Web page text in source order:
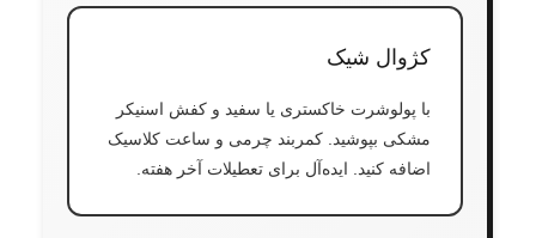
کژوال شیک
با پولوشرت خاکستری یا سفید و کفش اسنیکر
مشکی بپوشید. کمربند چرمی و ساعت کلاسیک
اضافه کنید. ایده‌آل برای تعطیلات آخر هفته.